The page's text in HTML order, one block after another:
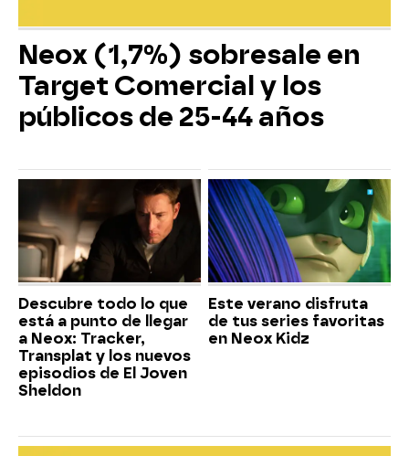
Neox (1,7%) sobresale en
Target Comercial y los
públicos de 25-44 años
Descubre todo lo que
está a punto de llegar
a Neox: Tracker,
Transplat y los nuevos
episodios de El Joven
Sheldon
Este verano disfruta
de tus series favoritas
en Neox Kidz